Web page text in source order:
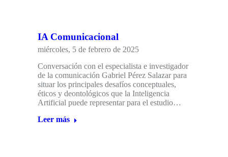
IA Comunicacional
miércoles, 5 de febrero de 2025
Conversación con el especialista e investigador
de la comunicación Gabriel Pérez Salazar para
situar los principales desafíos conceptuales,
éticos y deontológicos que la Inteligencia
Artificial puede representar para el estudio…
Leer más